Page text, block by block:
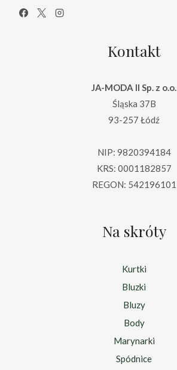
Kontakt
JA-MODA II Sp. z o.o.
Śląska 37B
93-257 Łódź
NIP: 9820394184
KRS: 0001182857
REGON: 542196101
Na skróty
Kurtki
Bluzki
Bluzy
Body
Marynarki
Spódnice